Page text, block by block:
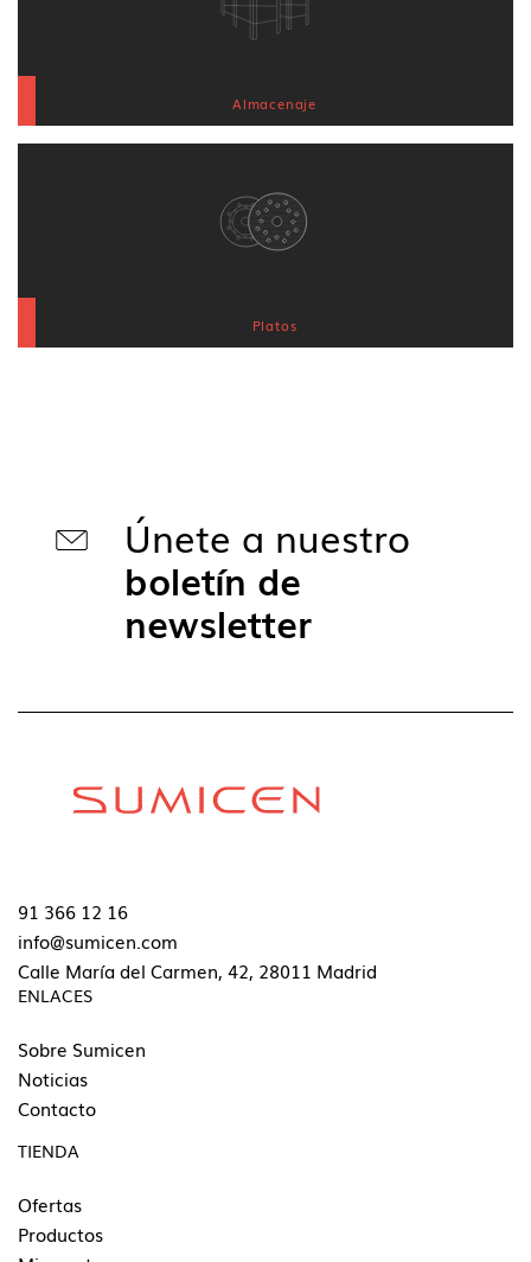
Almacenaje
Platos
Únete a nuestro
boletín de
newsletter
91 366 12 16
info@sumicen.com
Calle María del Carmen, 42, 28011 Madrid
ENLACES
Sobre Sumicen
Noticias
Contacto
TIENDA
Ofertas
Productos